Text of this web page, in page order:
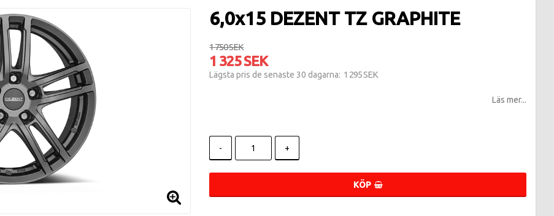
6,0x15 DEZENT TZ GRAPHITE
1 750 SEK
1 325 SEK
Lägsta pris de senaste 30 dagarna 1 295 SEK
Läs mer...
- +
KÖP